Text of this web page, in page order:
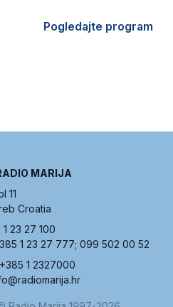
Pogledajte program
MARIJA
11
Croatia
23 27 100
1 23 27 777; 099 502 00 52
1 2327000